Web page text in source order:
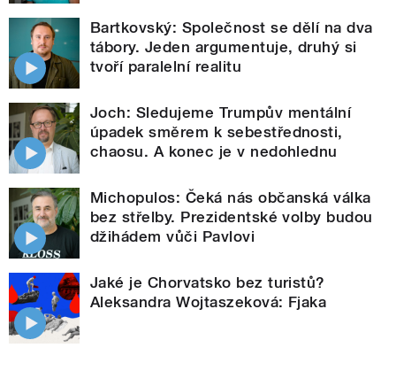
Bartkovský: Společnost se dělí na dva
tábory. Jeden argumentuje, druhý si
tvoří paralelní realitu
Joch: Sledujeme Trumpův mentální
úpadek směrem k sebestřednosti,
chaosu. A konec je v nedohlednu
Michopulos: Čeká nás občanská válka
bez střelby. Prezidentské volby budou
džihádem vůči Pavlovi
Jaké je Chorvatsko bez turistů?
Aleksandra Wojtaszeková: Fjaka